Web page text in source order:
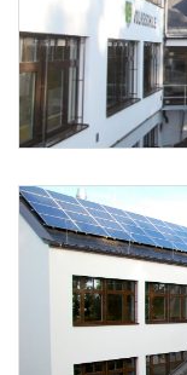
Foto 1: Wolfgang Mayrhofer